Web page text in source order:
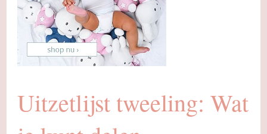
Uitzetlijst tweeling: Wat